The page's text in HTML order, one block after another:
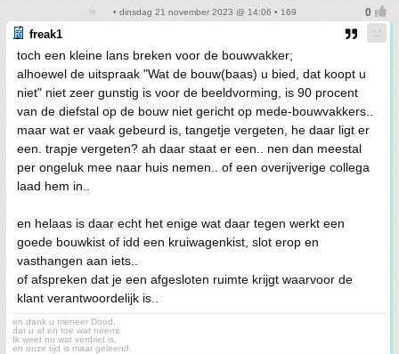
• dinsdag 21 november 2023 @ 14:06 • 169
freak1
toch een kleine lans breken voor de bouwvakker;
alhoewel de uitspraak "Wat de bouw(baas) u bied, dat koopt u
niet" niet zeer gunstig is voor de beeldvorming, is 90 procent
van de diefstal op de bouw niet gericht op mede-bouwvakkers..
maar wat er vaak gebeurd is, tangetje vergeten, he daar ligt er
een. trapje vergeten? ah daar staat er een.. nen dan meestal
per ongeluk mee naar huis nemen.. of een overijverige collega
laad hem in..
en helaas is daar echt het enige wat daar tegen werkt een
goede bouwkist of idd een kruiwagenkist, slot erop en
vasthangen aan iets..
of afspreken dat je een afgesloten ruimte krijgt waarvoor de
klant verantwoordelijk is..
en dank u meneer Dood,
dat u af en toe wat neemt.
Ik weet nu wat verdriet is,
en onze tijd is maar geleend.